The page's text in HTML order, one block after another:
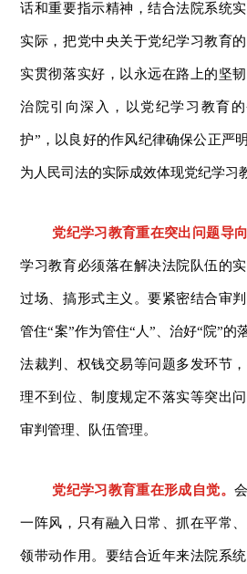
话和重要指示精神，结合法院系统
实际，把党中央关于党纪学习教育
实贯彻落实好，以永远在路上的坚
治院引向深入，以党纪学习教育
护”，以良好的作风纪律确保公正严
为人民司法的实际成效体现党纪学习
党纪学习教育重在突出问题导向
学习教育必须落在解决法院队伍的
过场、搞形式主义。要紧密结合审
管住“案”作为管住“人”、治好“院”的
法裁判、权钱交易等问题多发环节
理不到位、制度规定不落实等突出
审判管理、队伍管理。
党纪学习教育重在形成自觉。
一阵风，只有融入日常、抓在平常
领带动作用。要结合近年来法院系